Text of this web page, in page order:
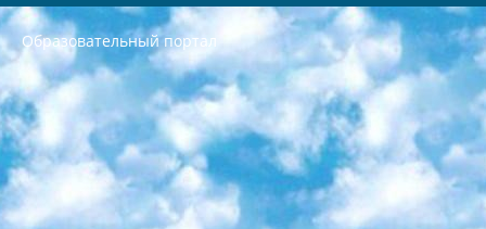
Образовательный портал
РЕСПУБЛИКА УЗБЕКИСТАН МИНИСТРЕРСТВО ДОШКОЛЬНОГО И ШКОЛЬНОГО ОБРАЗОВАНИЯ КОМАНДА в общеобразовательных учреждениях в 2023-2024 учебном году организация и проведение итоговой государственной аттестации обучающихся о Министра дошкольного и школьного образования Республики Узбекистан от 4 марта 2008 года (постановлением Минюста от 20 марта 2008 года № 1778 государственной регистрации) «Итоговое состояние учащихся общего среднего образования на основании положения об утверждении положения об аттестации общего среднего образования выпускной экзамен студентов в образовательных учреждениях в 2023-2024 учебном году В целях организации и прохождения аттестации приказываю: 1. Следующее: перечень предметов, по которым будет проводиться итоговая государственная аттестация и экзамен формы перевода согласно приложению 1; сертификаты международного образца, оценивающие уровень владения иностранными языками перечень согласно приложению 2; 2. Педагогический при специализированных образовательных учреждениях. научно-практический центр квалификации и международной оценки (Д.Давидова) 2024 г. До 25 марта: задания по предметам, по которым будет проводиться итоговая аттестация разработка и утверждение технических условий; итоговая аттестация на основании разработанного предметного задания разработка вопросов по предметам (устно и письменно), экзамен передача; общеобразовательные средние школы и специальные учебные заведения учащиеся выпускных классов школ и интернатов в агентской системе подготовка базы данных экзаменационных материалов и критериев оценки; перевод базы экзаменационных материалов на все языки обучения подать в Республиканский образовательный центр для изготовления; варианты экзаменов на основе разработанных контрольных материалов пусть будут поставлены задачи формирования. 3. Республиканский образовательный центр (Ш.Худайкулов) до 5 апреля 2024 года. до: база данных предоставленных экзаменационных материалов на все языки обучения перевод и экспертиза; для слепых, слабовидящих, глухих, слабослышащих и умственно отсталых детей учащиеся выпускных классов специализированных школ и школ-интернатов база данных экзаменационных материалов на всех преподаваемых языках подготовка критериев оценки; специализированные школы для умственно отсталых детей и технологии для учащихся выпускных классов школ-интернатов разработка соответствующих рекомендаций и критериев проведения ЕГЭ по естествознанию давать задания. 4. Педагогический при специализированных образовательных учреждениях. Научно-практический центр навыков и международной оценки (Д.Давидова), Республика образовательный центр (Худайкулов Ш.) итоговый государственный аттестационный экзамен ориентирован на творческое и логическое мышление при подготовке базы материалов учитывать введение заданий. 5. Следует отметить, что: сертификат государственного образца о знании общеобразовательного предмета и как минимум национальный уровень B1 по предметам на иностранных языках, указанным в Приложении 2. или международно признанный сертификат эквивалентного уровня студенты, изучающие определенный предмет, освобождаются от экзамена; по соответствующим предметам запланирована итоговая государственная аттестация за день до дня, путем жеребьевки Рабочей группой (в письменной форме по предметам, проводимым в форме) из числа сформированных вариантов выбрано 2 варианта; 2 выбранных варианта экзамена анонсированы на официальном сайте министерства и все выпускники по всей стране на основе этих вариантов проводит итоговую государственную аттестацию. 6. Государственное образование учащихся средних общеобразовательных учреждений. знания в соответствии с квалификационными требованиями, которые необходимо приобрести на основании стандартов итоговый (выпускной) контроль для 9 и 11 классов в целях тестирования Экзамены (далее – экзамены) состоят из предметов, перечисленных в приложении 1. будет сделано. 7. Экзамены пройдут с 26 мая по 15 июня 2024 г. (кроме науки физического воспитания). 8. Физическая для учащихся 9 классов общесредних образовательных учреждений. Экзамены по предмету «Образование, квалификация медицина» 1-6 мая 2024 года. сотрудники перевести под присмотр (с отклонениями в физическом или умственном развитии) специализированная школа для детей, школы-интернаты и со сколиозом школы-интернаты санаторного типа для больных детей исключены). 9. Он был слепым, слабовидящим и имел нарушения опорно-двигательного аппарата. экзамены в специализированных школах и интернатах для детей должны проводиться исходя из требований, предъявляемых к общеобразовательным учреждениям (физкультура кроме науки). 10. Специализированная школа для глухих и слабослышащих детей. и экзамены в интернатах и быть реализован в виде письменного теста по математике. 11. Специальность для умственно отсталых детей. Для 9 класса Родной язык и литературное письмо Государственный язык (язык обучения – узбекский). для неклассов) написано Математическое письмо Письменная/устная история Узбекистана Физическое воспитание практично Итоговый контроль Для 11 класса Написание родного языка и литературы (эссе) Математическое письмо Узбекский язык (обучение на узбекском языке) не посещающее общее среднее образование для учреждений)/Образовательное учреждение выбор письменный и устный Иностранный язык письменный/устный Письменная/устная история Узбекистана *По выбору студента:  Химия  Физика  Основы государственного права  География 10 бесплатных образовательных ресурсов - Мы составили подборку онлайн-проектов с интерактивными упражнениями, видеолекциями и статьями. Они помогут вам обрести новые и освежить старые знания бесплатно. 1. «ИНТУИТ» Старейшая образовательная площадка Рунета. Здесь вы найдёте сотни текстовых и видеокурсов на десятки различных тем — от программирования до психологии. Многие курсы подготовлены российскими университетами и крупными международными компаниями вроде Intel и Microsoft. Самостоятельное обучение бесплатное, но желающие могут оплатить услуги персональных наставников. 2. «Смартия» знакомит с актуальными профессиями и подсказывает, как им обучаться. Выбрав заинтересовавшую вас специальность — SMM-специалист, фотограф, веб-дизайнер или другую, — увидите список необходимых для неё умений. Чтобы вы могли освоить их самостоятельно, для каждого умения площадка отображает подборку ссылок на учебные материалы. Хотя «Смартия» ориентируется на русскоязычную аудиторию, часть контента всё же доступна только на английском. 3. «Лекторий Физтеха» Проект Московского физико-технического института (Физтеха). С его помощью вы можете смотреть онлайн серии лекций, записанные на видео в этом вузе. В числе доступных предметов — физика, биология, химия, информационные технологии и другие. К некоторым лекциям администрация ресурса прилагает готовые конспекты, которые можно скачивать в PDF-формате. 4. ITMOcourses Онлайн-площадка Санкт-Петербургского национального исследовательского университета информационных технологий, механики и оптики (ИТМО). Ресурс предоставляет свободный доступ к курсам, разработанным в этом вузе. Каталог материалов разбит на четыре категории: «Оптические системы и технологии», «Приборостроение и робототехника», «Информационные технологии» и «Биотехнологии». Курсы состоят из видеолекций, интерактивных демонстраций и заданий. 5. «КиберЛенинка» Электронная научная библиотека открытого доступа. Каталог площадки регулярно обрастает текстами статей из различных научных изданий. Сгруппированные по журналам и рубрикам публикации можно читать онлайн или скачивать целиком в PDF-формате. Проект нацелен на популяризацию науки за счёт открытого доступа к качественной информации. 6. «ПостНаука» На этом ресурсе публикуют подборки видеолекций, составленные экспертами из разных отраслей и объединённые общими темами. Среди них, к примеру, есть серии «Биоинформатика и геномика», «Культура средневековой Скандинавии» и Cinema Studies о теории кино. Каждая подборка лекций — логически связанная история, рассказанная экспертом от первого лица. Кроме того, на сайте появляются научно-образовательные статьи и тесты на разные темы. 7. «Newочём» Команда проекта «Newочём» отбирает самые интересные тексты из англоязычных СМИ и переводит те из них, за которые голосуют участники сообщества «ВКонтакте». По большей части это научно-популярные статьи. Редакторы придумывают лишь заголовки, в остальном содержание переводов соответствует оригиналам. Полные тексты можно читать прямо в социальной сети. 8. InternetUrok Онлайн-база материалов по основным дисциплинам школьной программы. Информация на сайте структурирована по классам, предметам и темам (урокам). Каждый урок состоит из видеолекций и конспектов. Есть также интерактивные тренажёры и тесты для закрепления пройденного материала. Даже если вы давно окончили школу, возможность повторить программу старших классов всегда может пригодиться. 9. Edutainme Ещё один ресурс об образовании. В отличие от Newtonew, как мне кажется, Edutainme больше ориентируется на представителей индустрии: педагогов, предпринимателей, разработчиков образовательных проектов. Но и любой, кто просто стремится к саморазвитию, найдёт на сайте много полезного и интересного для себя. Например, информацию о новых курсах и образовательных сервисах. 10. Newtonew Онлайн-медиа об образовании и обучении в широком смысле. Авторы Newtonew пишут об инструментах, заведениях, тактиках и стратегиях, которые помогают учить других и получать новые знания самостоятельно. На этой площадке вы найдёте новости, обзоры, аналитические мат